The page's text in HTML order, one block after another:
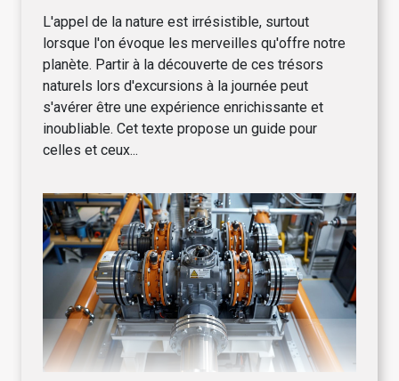
L'appel de la nature est irrésistible, surtout
lorsque l'on évoque les merveilles qu'offre notre
planète. Partir à la découverte de ces trésors
naturels lors d'excursions à la journée peut
s'avérer être une expérience enrichissante et
inoubliable. Cet texte propose un guide pour
celles et ceux...